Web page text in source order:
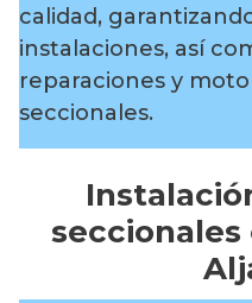
calidad,
instalaciones, así
reparaciones y
seccionales.
seccionales